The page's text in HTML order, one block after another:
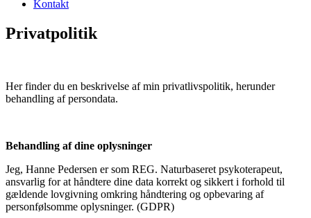
Kontakt
Privatpolitik
Her finder du en beskrivelse af min privatlivspolitik, herunder
behandling af persondata.
Behandling af dine oplysninger
Jeg, Hanne Pedersen er som REG. Naturbaseret psykoterapeut,
ansvarlig for at håndtere dine data korrekt og sikkert i forhold til
gældende lovgivning omkring håndtering og opbevaring af
personfølsomme oplysninger. (GDPR)